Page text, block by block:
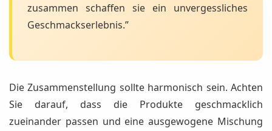
zusammen schaffen sie ein unvergessliches
Geschmackserlebnis.”
Die Zusammenstellung sollte harmonisch sein. Achten
Sie darauf, dass die Produkte geschmacklich
zueinander passen und eine ausgewogene Mischung